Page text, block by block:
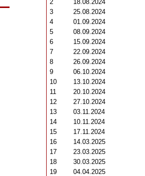
2
18.08.2024
3
25.08.2024
4
01.09.2024
5
08.09.2024
6
15.09.2024
7
22.09.2024
8
26.09.2024
9
06.10.2024
10
13.10.2024
11
20.10.2024
12
27.10.2024
13
03.11.2024
14
10.11.2024
15
17.11.2024
16
14.03.2025
17
23.03.2025
18
30.03.2025
19
04.04.2025